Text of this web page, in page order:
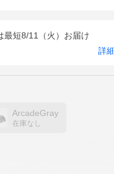
最短8/11（火）お届け
詳
ArcadeGray
在庫なし